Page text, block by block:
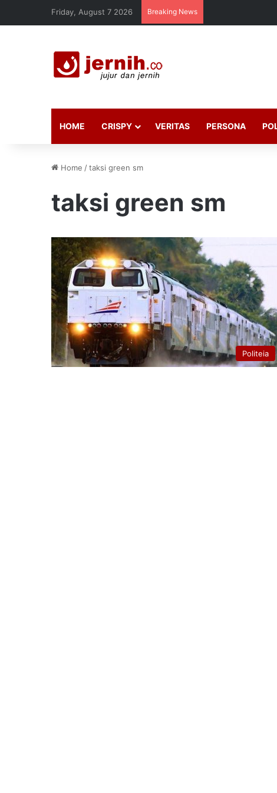
Friday, August 7 2026 Breaking News
HOME CRISPY VERITAS PERSONA
Home /taksi green sm
taksi green sm
Politeia